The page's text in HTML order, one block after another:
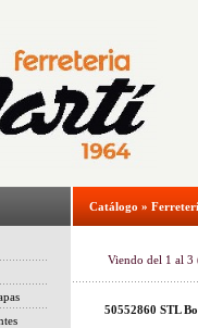
Catálogo »
Viendo del 1 al 3
50552860 STL